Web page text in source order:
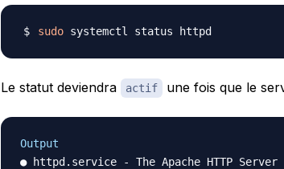
sudo systemctl status httpd
Le statut deviendra actif une fois que le
Output
● httpd.service - The Apache HTTP Server